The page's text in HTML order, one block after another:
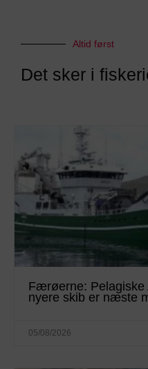
Altid først
Det sker i
Færøerne: Pelagiske
nyere skib er næste
05/08/2026